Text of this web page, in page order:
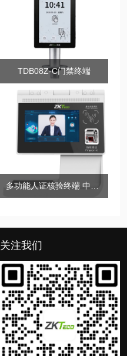
TDB08Z-C门禁终端
关注我们